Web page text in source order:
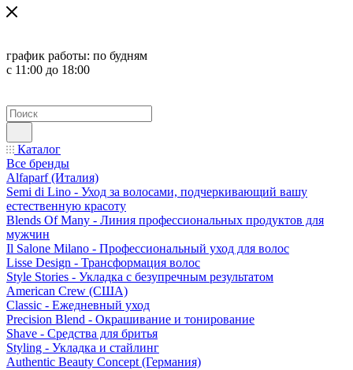
график работы: по будням
с 11:00 до 18:00
Каталог
Все бренды
Alfaparf (Италия)
Semi di Lino - Уход за волосами, подчеркивающий вашу
естественную красоту
Blends Of Many - Линия профессиональных продуктов для
мужчин
Il Salone Milano - Профессиональный уход для волос
Lisse Design - Трансформация волос
Style Stories - Укладка с безупречным результатом
American Crew (США)
Classic - Ежедневный уход
Precision Blend - Окрашивание и тонирование
Shave - Средства для бритья
Styling - Укладка и стайлинг
Authentic Beauty Concept (Германия)